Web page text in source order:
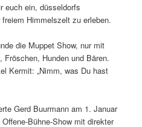
euch ein, düsseldorfs
Himmelszelt zu erleben.
die Muppet Show, nur mit
Hunden und Bären.
Kermit: „Nimm, was Du hast
Gerd Buurmann am 1. Januar
Bühne-Show mit direkter